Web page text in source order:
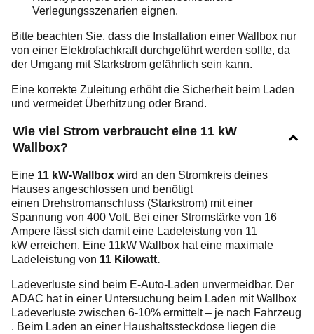
Verlegungsszenarien eignen.
Bitte beachten Sie, dass die Installation einer Wallbox nur
von einer Elektrofachkraft durchgeführt werden sollte, da
der Umgang mit Starkstrom gefährlich sein kann.
Eine korrekte Zuleitung erhöht die Sicherheit beim Laden
und vermeidet Überhitzung oder Brand.
Wie viel Strom verbraucht eine 11 kW
Wallbox?
Eine 11 kW-Wallbox wird an den Stromkreis deines
Hauses angeschlossen und benötigt
einen Drehstromanschluss (Starkstrom) mit einer
Spannung von 400 Volt. Bei einer Stromstärke von 16
Ampere lässt sich damit eine Ladeleistung von 11
kW erreichen. Eine 11kW Wallbox hat eine maximale
Ladeleistung von 11 Kilowatt.
Ladeverluste sind beim E-Auto-Laden unvermeidbar. Der
ADAC hat in einer Untersuchung beim Laden mit Wallbox
Ladeverluste zwischen 6-10% ermittelt – je nach Fahrzeug
. Beim Laden an einer Haushaltssteckdose liegen die